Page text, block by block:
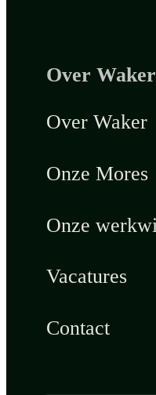
Over Waker
Over Waker
Onze Mores
Onze
Vacatures
Contact